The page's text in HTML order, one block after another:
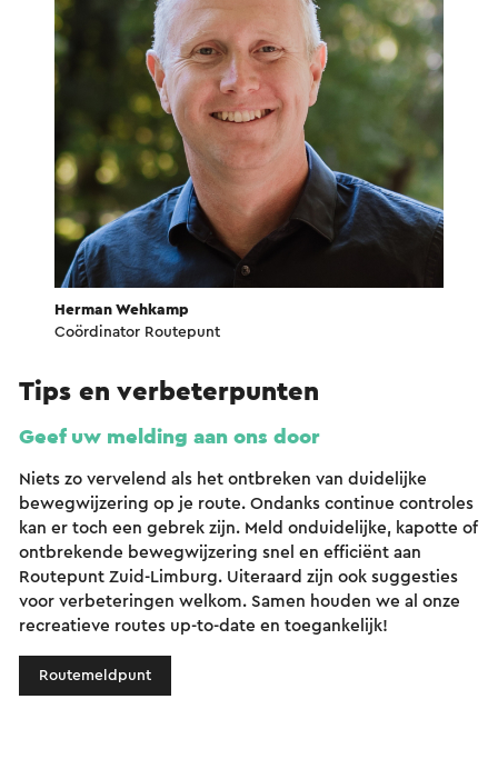
Herman Wehkamp
Coördinator Routepunt
Tips en verbeterpunten
Geef uw melding aan ons door
Niets zo vervelend als het ontbreken van duidelijke
bewegwijzering op je route. Ondanks continue controles
kan er toch een gebrek zijn. Meld onduidelijke, kapotte of
ontbrekende bewegwijzering snel en efficiënt aan
Routepunt Zuid-Limburg. Uiteraard zijn ook suggesties
voor verbeteringen welkom. Samen houden we al onze
recreatieve routes up-to-date en toegankelijk!
Routemeldpunt